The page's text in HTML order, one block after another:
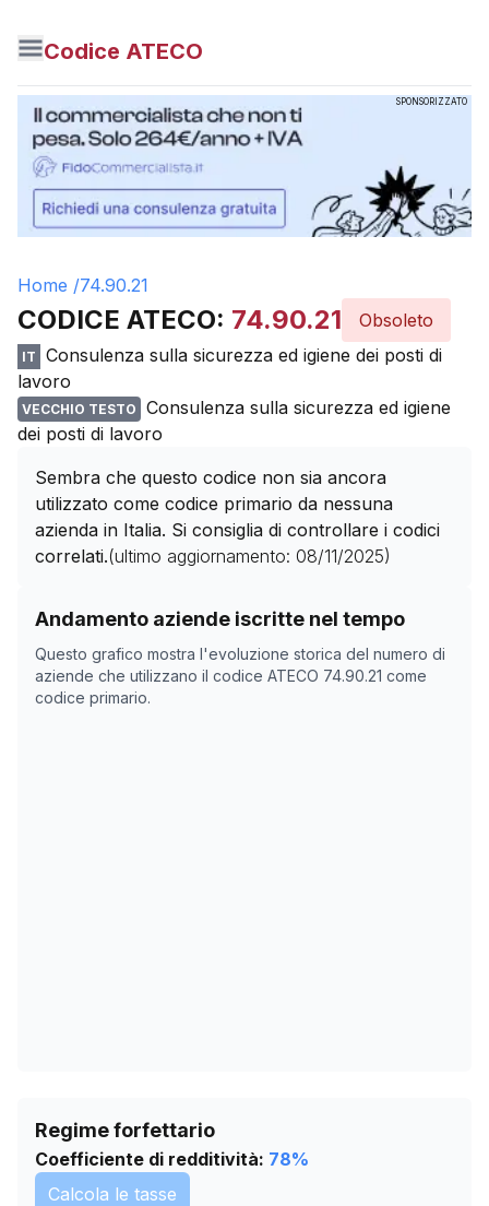
Codice ATECO
SPONSORIZZATO
Home /74.90.21
CODICE ATECO: 74.90.21 Obsoleto
IT
Consulenza sulla sicurezza ed igiene dei posti di
lavoro
VECCHIO TESTO
Consulenza sulla sicurezza ed igiene
dei posti di lavoro
Sembra che questo codice non sia ancora
utilizzato come codice primario da nessuna
azienda in Italia. Si consiglia di controllare i codici
correlati.(ultimo aggiornamento: 08/11/2025)
Andamento aziende iscritte nel tempo
Questo grafico mostra l'evoluzione storica del numero di
aziende che utilizzano il codice ATECO 74.90.21 come
codice primario.
Storico numero di aziende con codice ATECO
Data rilevazione
02/04/2025
4213
17/05/2025
Regime forfettario
Coefficiente di redditività: 78%
Calcola le tasse